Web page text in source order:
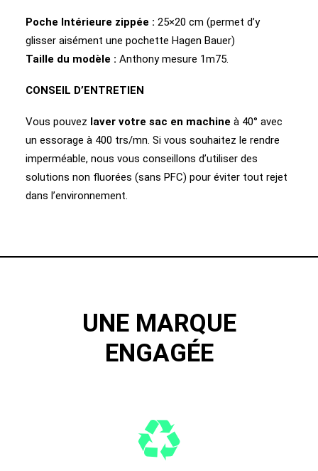
Poche Intérieure zippée : 25×20 cm (permet d’y
glisser aisément une pochette Hagen Bauer)
Taille du modèle : Anthony mesure 1m75.
CONSEIL D’ENTRETIEN
Vous pouvez laver votre sac en machine à 40° avec
un essorage à 400 trs/mn. Si vous souhaitez le rendre
imperméable, nous vous conseillons d’utiliser des
solutions non fluorées (sans PFC) pour éviter tout rejet
dans l’environnement.
UNE MARQUE
ENGAGÉE